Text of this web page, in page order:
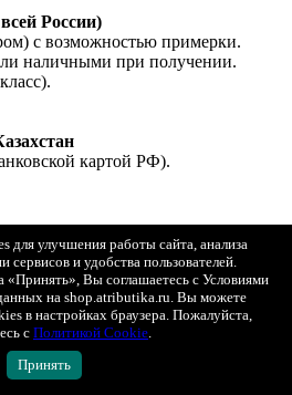
России)
с возможностью примерки.
наличными при получении.
картой РФ).
в заказе для доставки - 1
можно забрать самовывозом в
ул. Ленинская слобода 26 стр. 2
Ежедневно с 10:00 до 22:00.
улучшения работы сайта, анализа
сервисов и удобства пользователей.
«Принять», Вы соглашаетесь с Условиями
на shop.atributika.ru. Вы можете
в настройках браузера. Пожалуйста,
с Политикой Cookie.
Принять